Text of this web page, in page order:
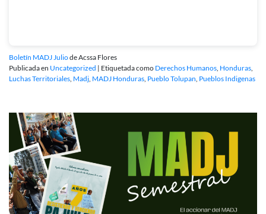
Boletín MADJ Juliode Acssa Flores
Publicada en Uncategorized | Etiquetada como Derechos Humanos Honduras
Luchas Territoriales Madj MADJ Honduras Pueblo Tolupan Pueblos Indigenas